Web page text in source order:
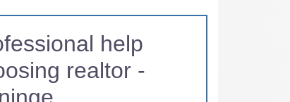
help
realtor -